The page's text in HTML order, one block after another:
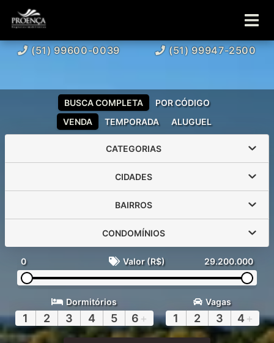
(51) 99600-0039 (51) 99947-2500
VENDA TEMPORADA ALUGUEL
BUSCA COMPLETA POR CÓDIGO
CATEGORIAS
CIDADES
BAIRROS
CONDOMÍNIOS
0 Valor (R$) 29.200.000
Dormitórios
1 2 3 4 5 6 +
Vagas
1 2 3 4 +